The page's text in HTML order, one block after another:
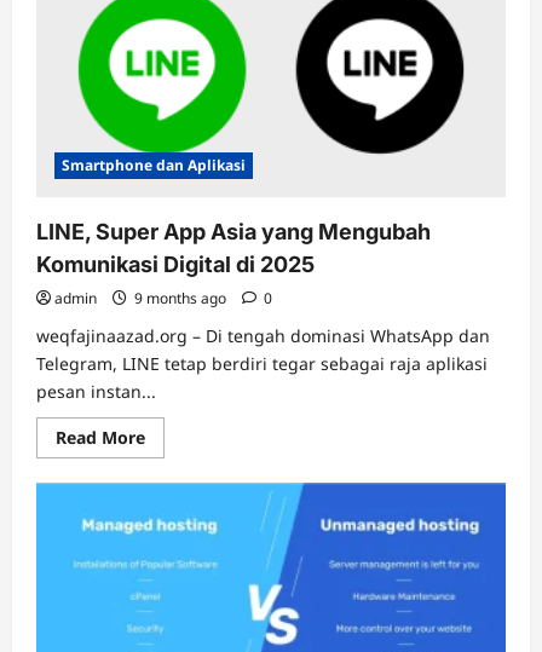
Flagship
Android
2025
yang
Menggebrak
dengan
Baterai
dan
Kamera
AI
Smartphone dan Aplikasi
LINE, Super App Asia yang Mengubah
Komunikasi Digital di 2025
admin 9 months ago 0
weqfajinaazad.org – Di tengah dominasi WhatsApp dan
Telegram, LINE tetap berdiri tegar sebagai raja aplikasi
pesan instan...
Read MoreRead
more
LINE,
App
Asia
Mengubah
Komunikasi
Digital
di
2025